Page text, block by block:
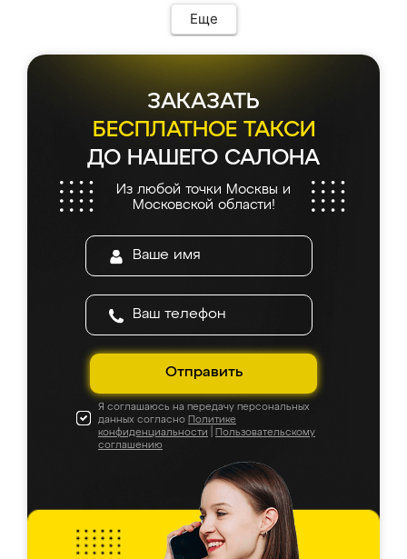
Еще
ЗАКАЗАТЬ
БЕСПЛАТНОЕ ТАКСИ
ДО НАШЕГО САЛОНА
Из любой точки Москвы и
Московской области!
Отправить
Я соглашаюсь на передачу персональных
данных согласно Политике
конфиденциальности
Пользовательскому
соглашению